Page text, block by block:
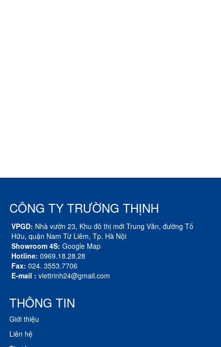
CÔNG TY TRƯỜNG THỊNH
VPGD: Nhà vườn 23, Khu đô thị mới Trung Văn, đường Tố
Hữu, quận Nam Từ Liêm, Tp. Hà Nội
Showroom 4S: Google Map
Hotline: 0969.18.28.28
Fax: 024. 3553.7706
E-mail : viettrinh24@gmail.com
THÔNG TIN
Giới thiệu
Liên hệ